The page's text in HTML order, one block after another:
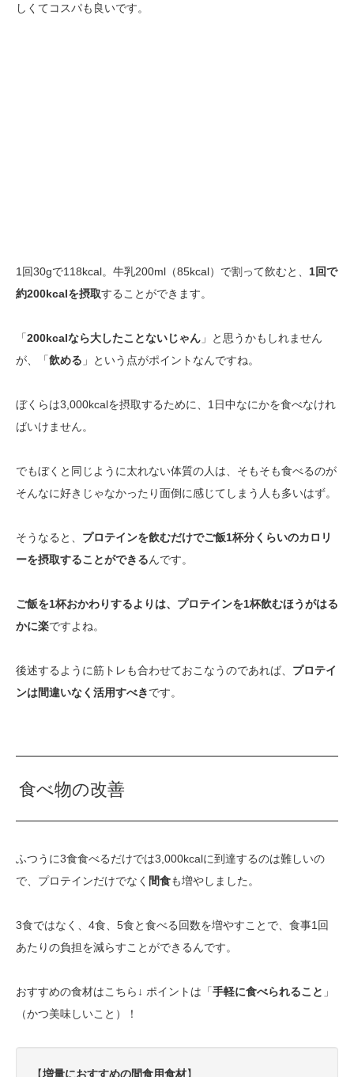
しくてコスパも良いです。
1回30gで118kcal。牛乳200ml（85kcal）で割って飲むと、 1回で
約200kcalを摂取することができます。
「200kcalなら大したことないじゃん 」と思うかもしれません
が、「飲める 」という点がポイントなんですね。
ぼくらは3,000kcalを摂取するために、1日中なにかを食べなけれ
ばいけません。
でもぼくと同じように太れない体質の人は、そもそも食べるのが
そんなに好きじゃなかったり面倒に感じてしまう人も多いはず。
そうなると、 プロテインを飲むだけでご飯1杯分くらいのカロリ
ーを摂取することができるんです。
ご飯を1杯おかわりするよりは、プロテインを1杯飲むほうがはる
かに楽ですよね。
後述するように筋トレも合わせておこなうのであれば、 プロテイ
ンは間違いなく活用すべきです。
食べ物の改善
ふつうに3食食べるだけでは3,000kcalに到達するのは難しいの
で、プロテインだけでなく 間食も増やしました。
3食ではなく、4食、5食と食べる回数を増やすことで、食事1回
あたりの負担を減らすことができるんです。
おすすめの食材はこちら↓ ポイントは「手軽に食べられること 」
（かつ美味しいこと）！
【増量におすすめの間食用食材】